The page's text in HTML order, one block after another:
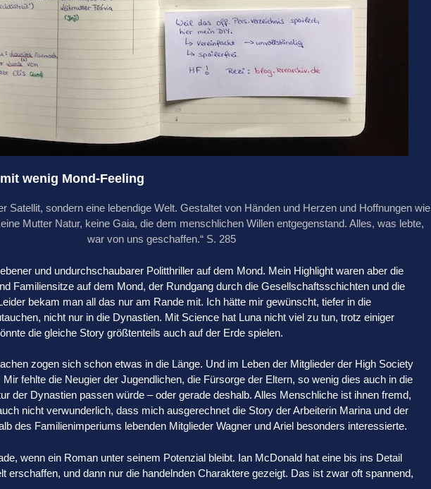
wenig Mond-Feeling
Satellit, sondern eine lebendige Welt. Gestaltet von Händen und Herzen und Hoffnungen wie
Mutter Natur, keine Gaia, die dem menschlichen Willen entgegenstand. Alles, was lebte,
war von uns geschaffen.“ S. 285
und undurchschaubarer Politthriller auf dem Mond. Mein Highlight waren aber die
Familiensitze auf dem Mond, der Rundgang durch die Gesellschaftsschichten und die
bekam man all das nur am Rande mit. Ich hätte mir gewünscht, tiefer in die
nicht nur in die Dynastien. Mit Science hat Luna nicht viel zu tun, trotz einiger
die gleiche Story größtenteils auch auf der Erde spielen.
zogen sich schon etwas in die Länge. Und im Leben der Mitglieder der High Society
fehlte die Neugier der Jugendlichen, die Fürsorge der Eltern, so wenig dies auch in die
der Dynastien passen würde – oder gerade deshalb. Alles Menschliche ist ihnen fremd,
nicht verwunderlich, dass mich ausgerechnet die Story der Arbeiterin Marina und der
des Familienimperiums lebenden Mitglieder Wagner und Ariel besonders interessierte.
wenn ein Roman unter seinem Potenzial bleibt. Ian McDonald hat eine bis ins Detail
erschaffen, und dann nur die handelnden Charaktere gezeigt. Das ist zwar oft spannend,